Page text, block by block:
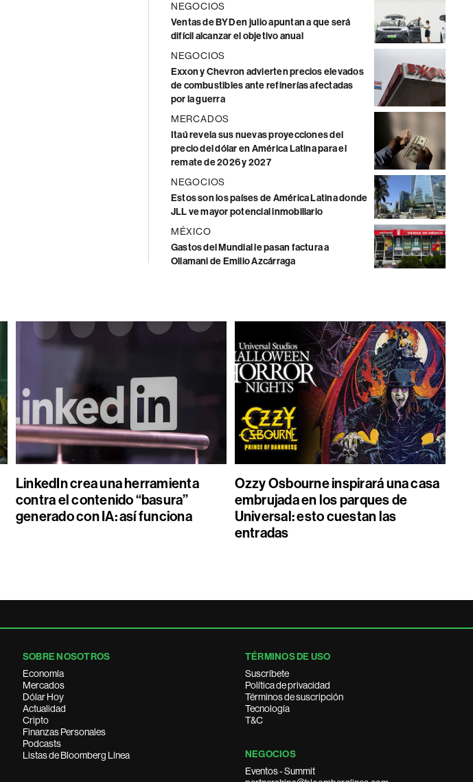
NEGOCIOS
Ventas de BYD en julio apuntan a que será
difícil alcanzar el objetivo anual
NEGOCIOS
Exxon y Chevron advierten precios elevados
de combustibles ante refinerías afectadas
por la guerra
MERCADOS
Itaú revela sus nuevas proyecciones del
precio del dólar en América Latina para el
remate de 2026 y 2027
NEGOCIOS
Estos son los países de América Latina donde
JLL ve mayor potencial inmobiliario
MÉXICO
Gastos del Mundial le pasan factura a
Ollamani de Emilio Azcárraga
LinkedIn crea una herramienta
contra el contenido “basura”
generado con IA: así funciona
Ozzy Osbourne inspirará una casa
embrujada en los parques de
Universal: esto cuestan las
entradas
SOBRE NOSOTROS
Economía
Mercados
Dólar Hoy
Actualidad
Cripto
Finanzas Personales
Podcasts
Listas de Bloomberg Línea
TÉRMINOS DE USO
Suscríbete
Política de privacidad
Términos de suscripción
Tecnología
T&C
NEGOCIOS
Eventos - Summit